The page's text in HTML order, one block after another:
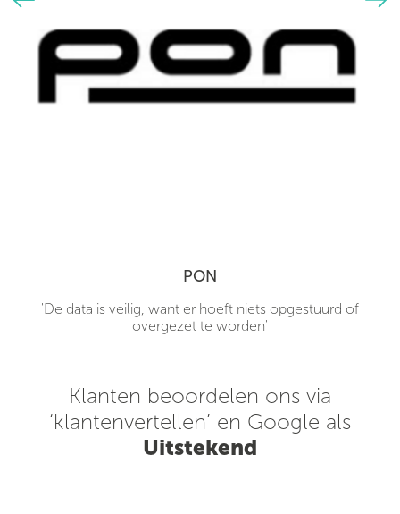
PON
'De data is veilig, want er hoeft niets opgestuurd of
overgezet te worden'
Klanten beoordelen ons via
‘klantenvertellen’ en Google als
Uitstekend